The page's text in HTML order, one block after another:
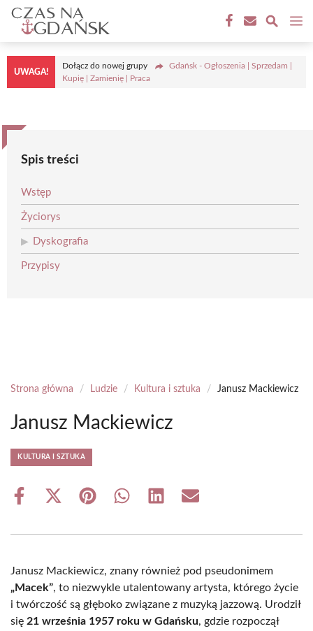
Przejdź
treści
UWAGA!
Dołącz do nowej grupy
Gdańsk - Ogłoszenia | Sprzedam |
Kupię | Zamienię | Praca
Spis treści
Wstęp
Życiorys
Dyskografia
Przypisy
Strona główna / Ludzie / Kultura i sztuka / Janusz Mackiewicz
Janusz Mackiewicz
KULTURA I SZTUKA
Share
Share
(Twitter)
Share Share Share Share
Janusz Mackiewicz, znany również pod pseudonimem
„Macek”, to niezwykle utalentowany artysta, którego życie
i twórczość są głęboko związane z muzyką jazzową. Urodził
się 21 września 1957 roku w Gdańsku, gdzie rozpoczął